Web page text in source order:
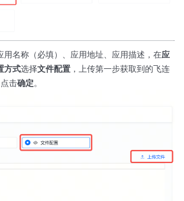
用名称（必填）、应用地址、应用描述，在应
方式选择文件配置 ，上传第一步获取到的飞连
击确定。